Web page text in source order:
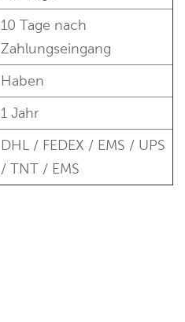
10 Tage nach
Zahlungseingang
Haben
1 Jahr
DHL / FEDEX / EMS / UPS
/ TNT / EMS